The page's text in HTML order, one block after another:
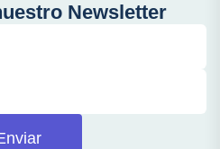
Newsletter